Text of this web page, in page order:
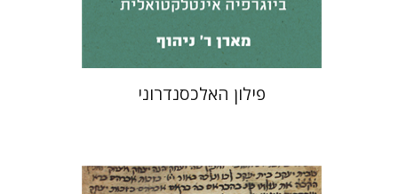
$42
$31
פילון האלכסנדרוני